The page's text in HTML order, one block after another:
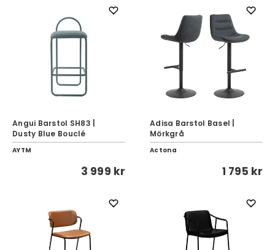
Angui Barstol SH83 |
Dusty Blue Bouclé
AYTM
3 999 kr
Adisa Barstol Basel |
Mörkgrå
Actona
1 795 kr